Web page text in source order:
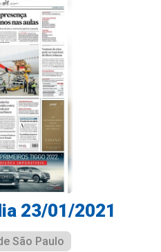
23/01/2021
São Paulo